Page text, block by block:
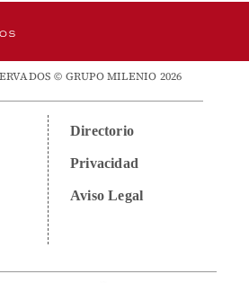
© GRUPO MILENIO 2026
Directorio
Privacidad
Aviso Legal